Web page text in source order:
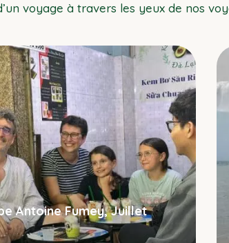
voyage à travers les yeux de nos
Antoine Fumey, Juillet